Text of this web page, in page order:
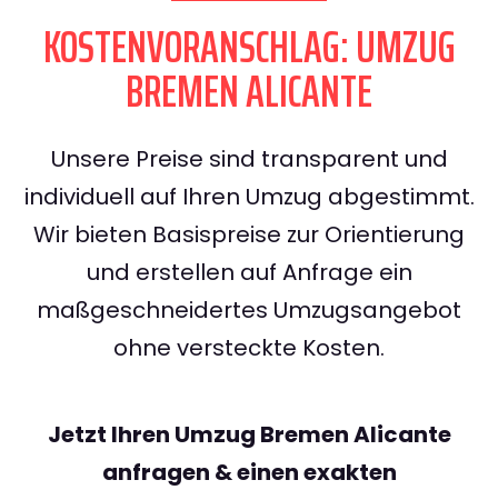
KOSTENVORANSCHLAG: UMZUG
BREMEN ALICANTE
Unsere Preise sind transparent und
individuell auf Ihren Umzug abgestimmt.
Wir bieten Basispreise zur Orientierung
und erstellen auf Anfrage ein
maßgeschneidertes Umzugsangebot
ohne versteckte Kosten.
Jetzt Ihren Umzug Bremen Alicante
anfragen & einen exakten